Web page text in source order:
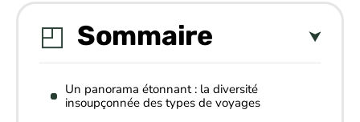
Sommaire
Un panorama étonnant : la diversité
insoupçonnée des types de voyages